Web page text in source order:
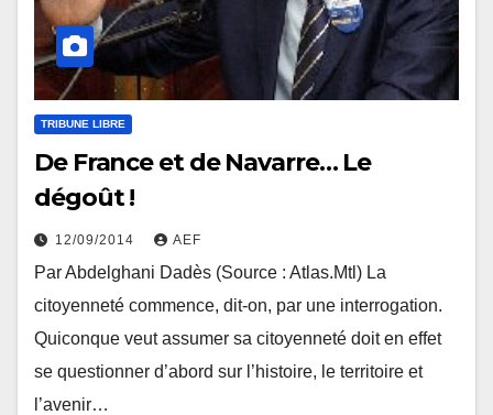
TRIBUNE LIBRE
De France et de Navarre… Le
dégoût !
12/09/2014 AEF
Par Abdelghani Dadès (Source : Atlas.Mtl) La
citoyenneté commence, dit-on, par une interrogation.
Quiconque veut assumer sa citoyenneté doit en effet
se questionner d’abord sur l’histoire, le territoire et
l’avenir…